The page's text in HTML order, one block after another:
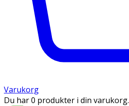
Varukorg
Du har 0 produkter i din varukorg.